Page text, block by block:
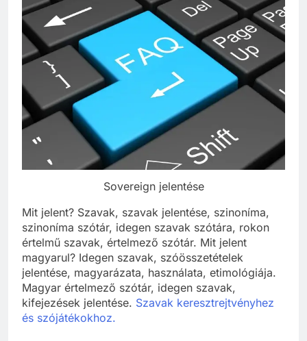
Sovereign jelentése
Mit jelent? Szavak, szavak jelentése, szinoníma,
szinoníma szótár, idegen szavak szótára, rokon
értelmű szavak, értelmező szótár. Mit jelent
magyarul? Idegen szavak, szóösszetételek
jelentése, magyarázata, használata, etimológiája.
Magyar értelmező szótár, idegen szavak,
kifejezések jelentése. Szavak keresztrejtvényhez
és szójátékokhoz.